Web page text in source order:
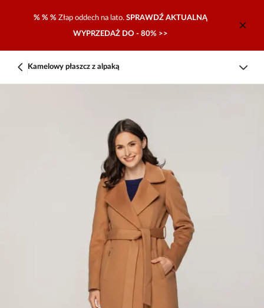
% % % Złap oddech na lato. SPRAWDŹ AKTUALNĄ
WYPRZEDAŻ DO - 80% >>
Kamelowy płaszcz z alpaką